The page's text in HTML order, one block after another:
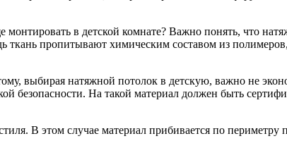
в детской комнате? Важно понять, что
ткань пропитывают химическим составом из
выбирая натяжной потолок в детскую, важно не
На такой материал должен быть
В этом случае материал прибивается по